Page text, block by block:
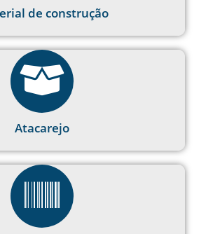
de construção
Atacarejo